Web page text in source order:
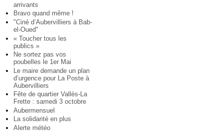
arrivants
Bravo quand même !
"Ciné d’Aubervilliers à Bab-
el-Oued"
« Toucher tous les
publics »
Ne sortez pas vos
poubelles le 1er Mai
Le maire demande un plan
d’urgence pour La Poste à
Aubervilliers
Fête de quartier Vallès-La
Frette : samedi 3 octobre
Aubermensuel
La solidarité en plus
Alerte météo